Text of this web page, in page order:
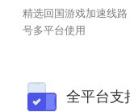
精选回国游戏加速线
号多平台使用
全平台支